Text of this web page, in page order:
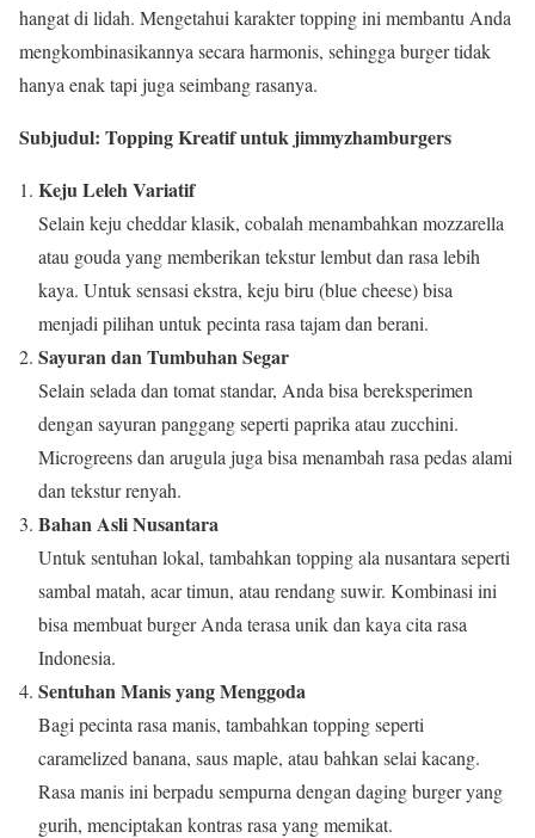
hangat di lidah. Mengetahui karakter topping ini membantu Anda
mengkombinasikannya secara harmonis, sehingga burger tidak
hanya enak tapi juga seimbang rasanya.
Subjudul: Topping Kreatif untuk jimmyzhamburgers
Keju Leleh Variatif
Selain keju cheddar klasik, cobalah menambahkan mozzarella
atau gouda yang memberikan tekstur lembut dan rasa lebih
kaya. Untuk sensasi ekstra, keju biru (blue cheese) bisa
menjadi pilihan untuk pecinta rasa tajam dan berani.
Sayuran dan Tumbuhan Segar
Selain selada dan tomat standar, Anda bisa bereksperimen
dengan sayuran panggang seperti paprika atau zucchini.
Microgreens dan arugula juga bisa menambah rasa pedas alami
dan tekstur renyah.
Bahan Asli Nusantara
Untuk sentuhan lokal, tambahkan topping ala nusantara seperti
sambal matah, acar timun, atau rendang suwir. Kombinasi ini
bisa membuat burger Anda terasa unik dan kaya cita rasa
Indonesia.
Sentuhan Manis yang Menggoda
Bagi pecinta rasa manis, tambahkan topping seperti
caramelized banana, saus maple, atau bahkan selai kacang.
Rasa manis ini berpadu sempurna dengan daging burger yang
gurih, menciptakan kontras rasa yang memikat.